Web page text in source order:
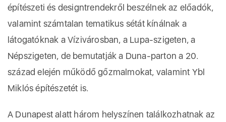
építészeti és designtrendekről beszélnek az előadók,
valamint számtalan tematikus sétát kínálnak a
látogatóknak a Vízivárosban, a Lupa-szigeten, a
Népszigeten, de bemutatják a Duna-parton a 20.
század elején működő gőzmalmokat, valamint Ybl
Miklós építészetét is.
A Dunapest alatt három helyszínen találkozhatnak az